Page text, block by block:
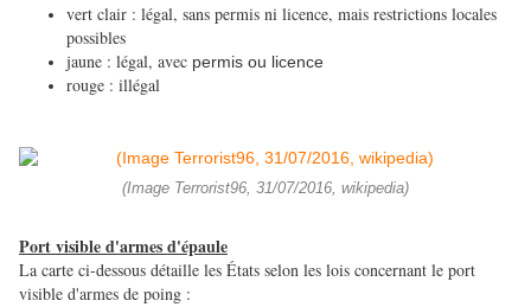
vert clair : légal, sans permis ni licence, mais restrictions locales
possibles
jaune : légal, avec permis ou licence
rouge : illégal
(Image Terrorist96, 31/07/2016, wikipedia)
Port visible d'armes d'épaule
La carte ci-dessous détaille les États selon les lois concernant le port
visible d'armes de poing :